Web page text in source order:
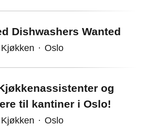
Dishwashers Wanted
Kjøkken · Oslo
og
til kantiner i Oslo!
Kjøkken · Oslo